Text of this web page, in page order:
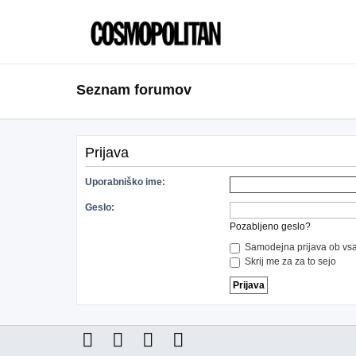
Seznam forumov
Prijava
Uporabniško ime:
Geslo:
Pozabljeno geslo?
Samodejna prijava ob
Skrij me za za to sejo